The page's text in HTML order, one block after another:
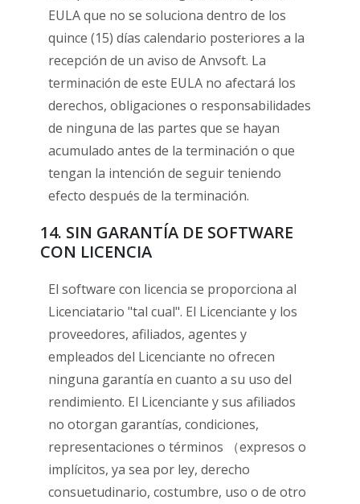
EULA que no se soluciona dentro de los
quince (15) días calendario posteriores a la
recepción de un aviso de Anvsoft. La
terminación de este EULA no afectará los
derechos, obligaciones o responsabilidades
de ninguna de las partes que se hayan
acumulado antes de la terminación o que
tengan la intención de seguir teniendo
efecto después de la terminación.
14. SIN GARANTÍA DE SOFTWARE
CON LICENCIA
El software con licencia se proporciona al
Licenciatario "tal cual". El Licenciante y los
proveedores, afiliados, agentes y
empleados del Licenciante no ofrecen
ninguna garantía en cuanto a su uso del
rendimiento. El Licenciante y sus afiliados
no otorgan garantías, condiciones,
representaciones o términos （expresos o
implícitos, ya sea por ley, derecho
consuetudinario, costumbre, uso o de otro